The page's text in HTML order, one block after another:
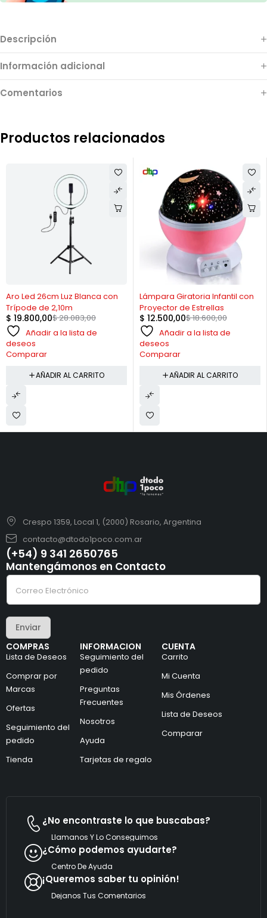
Descripción
Información adicional
Comentarios
Productos relacionados
Aro Led 26cm Luz Blanca con
Trípode de 2,10m
$28.083,00
$ 19.800,00
Añadir a la lista de
deseos
Comparar
AÑADIR AL CARRITO
-33%
Lámpara Giratoria Infantil con
Proyector de Estrellas
$18.600,00
$ 12.500,00
Añadir a la lista de
deseos
Comparar
AÑADIR AL CARRITO
Crespo 1359, Local 1, (2000) Rosario, Argentina
contacto@dtodo1poco.com.ar
(+54) 9 341 2650765
COMPRAS
Lista de Deseos
Comprar por
Marcas
Ofertas
Seguimiento del
pedido
Tienda
INFORMACION
Seguimiento del
pedido
Preguntas
Frecuentes
Nosotros
Ayuda
Tarjetas de regalo
CUENTA
Carrito
Mi Cuenta
Mis Órdenes
Lista de Deseos
Comparar
Mantengámonos en Contacto
*
C
r
e
e
l
e
c
t
r
n
i
c
o
C
e
e
l
e
t
r
n
c
o
Enviar
¿No encontraste lo que buscabas?
Llamanos Y Lo Conseguimos
¿Cómo podemos ayudarte?
Centro De Ayuda
¡Queremos saber tu opinión!
Dejanos Tus Comentarios